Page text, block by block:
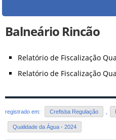
Balneário Rincão
Relatório de Fiscalização
Relatório de Fiscalização
registrado em: Crefisba Regulação
Qualidade da Água - 2024